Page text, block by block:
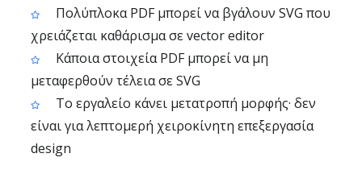
Πολύπλοκα PDF μπορεί να βγάλουν SVG που
χρειάζεται καθάρισμα σε vector editor
Κάποια στοιχεία PDF μπορεί να μη
μεταφερθούν τέλεια σε SVG
Το εργαλείο κάνει μετατροπή μορφής· δεν
είναι για λεπτομερή χειροκίνητη επεξεργασία
design